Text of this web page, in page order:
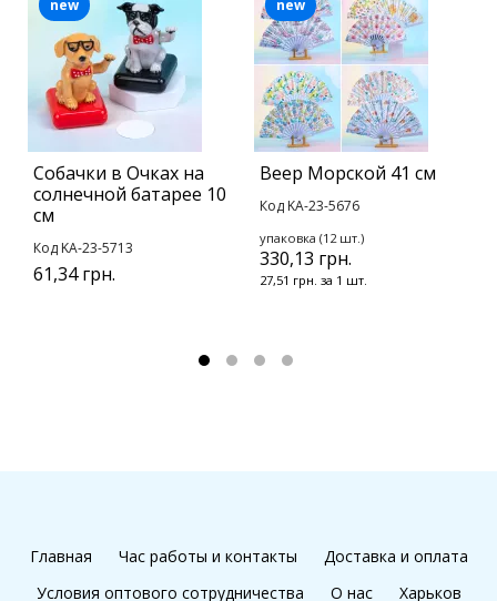
Собачки в Очках на
солнечной батарее 10
см
Код KA-23-5713
61,34 грн.
new
Веер Морской 41 см
Код KA-23-5676
упаковка (12 шт.)
330,13 грн.
27,51 грн. за 1 шт.
new
Главная Час работы и контакты
Доставка и оплата
Условия оптового сотрудничества
О нас Харьков